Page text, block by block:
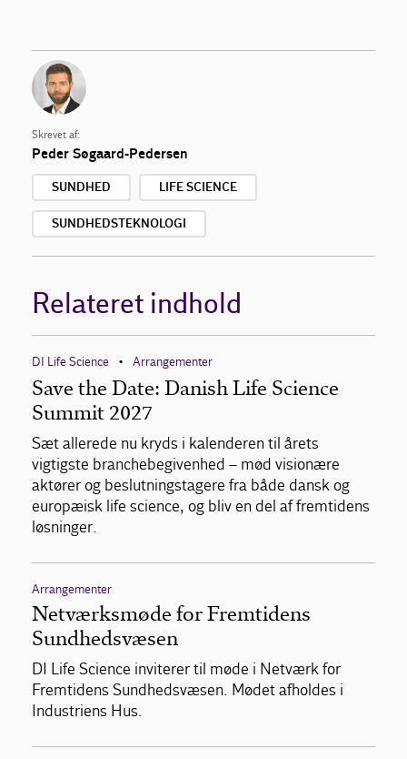
Skrevet af:
Peder Søgaard-Pedersen
SUNDHED LIFE SCIENCE
SUNDHEDSTEKNOLOGI
Relateret indhold
DI Life Science • Arrangementer
Save the Date: Danish Life Science
Summit 2027
Sæt allerede nu kryds i kalenderen til årets
vigtigste branchebegivenhed – mød visionære
aktører og beslutningstagere fra både dansk og
europæisk life science, og bliv en del af fremtidens
løsninger.
Arrangementer
Netværksmøde for Fremtidens
Sundhedsvæsen
DI Life Science inviterer til møde i Netværk for
Fremtidens Sundhedsvæsen. Mødet afholdes i
Industriens Hus.